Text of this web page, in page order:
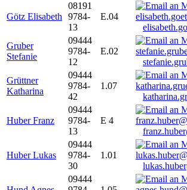
Götz Elisabeth
08191
9784-
13
E.04
Gruber
Stefanie
09444
9784-
12
E.02
Grüttner
Katharina
09444
9784-
42
1.07
Huber Franz
09444
9784-
13
E 4
Huber Lukas
09444
9784-
30
1.01
09444